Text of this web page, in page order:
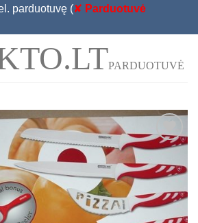
parduotuvę (✘ Parduotuvė
PARDUOTUVĖ
Add to
Wishlist